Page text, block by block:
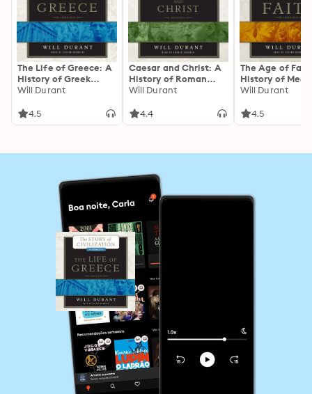
The Life of Greece: A
History of Greek
Civilization from the
Civilization in the
Conquest
Will Durant
4.5
Caesar and Christ: A
History of Roman
Civilization and of
Their Beginnings to
Will Durant
4.4
The Age of
History of
Civilization
and Judaic)
Will Durant
4.5